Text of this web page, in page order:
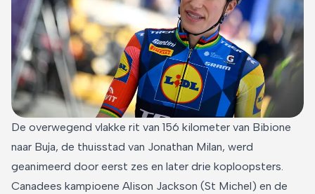
De overwegend vlakke rit van 156 kilometer van Bibione
naar Buja, de thuisstad van Jonathan Milan, werd
geanimeerd door eerst zes en later drie koploopsters.
Canadees kampioene Alison Jackson (St Michel) en de